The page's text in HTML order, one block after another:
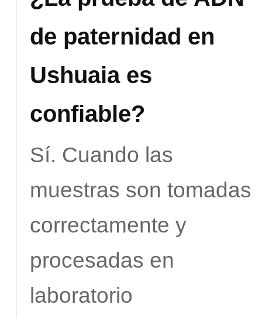
de paternidad en
Ushuaia es
confiable?
Sí. Cuando las
muestras son tomadas
correctamente y
procesadas en
laboratorio